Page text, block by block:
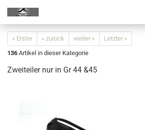
« Erster « zurück weiter »
Letzter »
136 Artikel in dieser Kategorie
Zweiteiler nur in Gr 44 &45